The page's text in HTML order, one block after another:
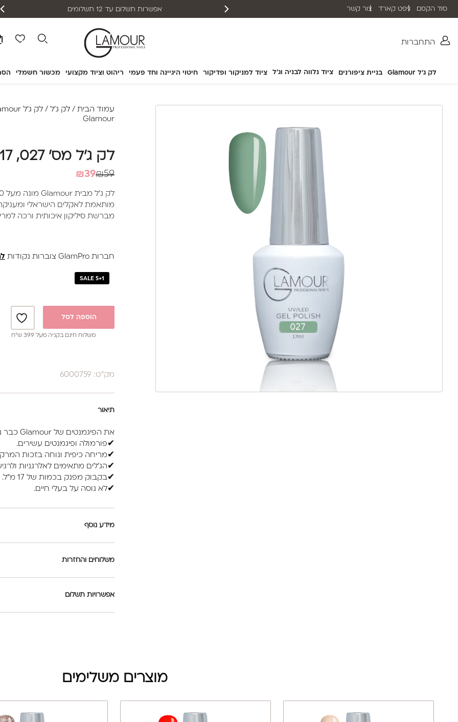
התחברות
לק ג'ל Glamour בניית ציפורנים ציוד נלווה לבניה וג'ל ציוד למניקור ופדיקור חיטוי היגיינה וחד פעמי ריהוט וציוד מקצועי מכשור חשמלי
שליח עד הבית תוך 2-5 ימי עסקים אפשרות תשלום עד 12 תשלומים סוד הקסם גיפט קארד צור קשר
עמוד הבית / לק ג'ל / לק ג'ל Glamour
Glamour
לק ג'ל מס' 027, 17 מ"ל – Glamour
₪59
המחיר
היה:
₪59.
₪39
המחיר
הוא:
₪39.
מותאמת לאקלים הישראלי ומעניקה
מברשת סיליקון איכותית ורכה
חברות GlamPro צוברות נקודות
SALE 5+1
הוספה לסל
משלוח חינם בקניה מעל 399 ש”ח
מק"ט: 6000759
תיאור
את הפיגמנטים של Glamour כבר ניסית?
✔פורמולה ופיגמנטים עשירים.
✔מריחה כיפית ונוחה בזכות
✔הג'לים מתאימים לאלרגניות
✔בקבוק מפנק בכמות של 17 מ"ל.
✔לא נוסה על בעלי חיים.
מידע נוסף
משלוחים והחזרות
אפשרויות תשלום
מוצרים משלימים